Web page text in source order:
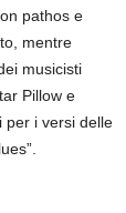
pathos e
mentre
musicisti
Pillow e
per i versi delle